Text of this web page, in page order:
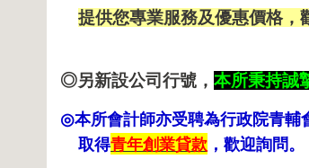
提供您專業服務及優惠價格，
◎另新設公司行號， 本所秉持誠
◎本所會計師亦受聘為行政院青
取得青年創業貸款 ，歡迎詢問。